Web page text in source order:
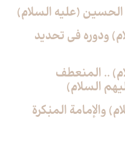
ودوره في تحديد
.. المنعطف
السلام)